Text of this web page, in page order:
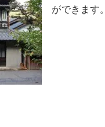
ができます。